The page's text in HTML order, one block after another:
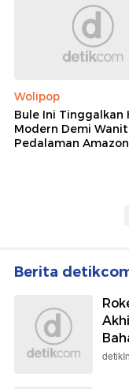
Wolipop
Bule Ini Tinggalkan
Modern Demi
Pedalaman Amazon
Berita